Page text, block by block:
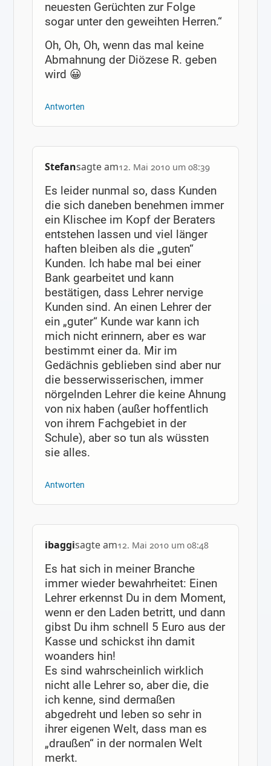
neuesten Gerüchten zur Folge
sogar unter den geweihten Herren.“
Oh, Oh, Oh, wenn das mal keine
Abmahnung der Diözese R. geben
wird 😀
Antworten
Stefansagte am12. Mai 2010 um 08:39
Es leider nunmal so, dass Kunden
die sich daneben benehmen immer
ein Klischee im Kopf der Beraters
entstehen lassen und viel länger
haften bleiben als die „guten“
Kunden. Ich habe mal bei einer
Bank gearbeitet und kann
bestätigen, dass Lehrer nervige
Kunden sind. An einen Lehrer der
ein „guter“ Kunde war kann ich
mich nicht erinnern, aber es war
bestimmt einer da. Mir im
Gedächnis geblieben sind aber nur
die besserwisserischen, immer
nörgelnden Lehrer die keine Ahnung
von nix haben (außer hoffentlich
von ihrem Fachgebiet in der
Schule), aber so tun als wüssten
sie alles.
Antworten
ibaggisagte am12. Mai 2010 um 08:48
Es hat sich in meiner Branche
immer wieder bewahrheitet: Einen
Lehrer erkennst Du in dem Moment,
wenn er den Laden betritt, und dann
gibst Du ihm schnell 5 Euro aus der
Kasse und schickst ihn damit
woanders hin!
Es sind wahrscheinlich wirklich
nicht alle Lehrer so, aber die, die
ich kenne, sind dermaßen
abgedreht und leben so sehr in
ihrer eigenen Welt, dass man es
„draußen“ in der normalen Welt
merkt.